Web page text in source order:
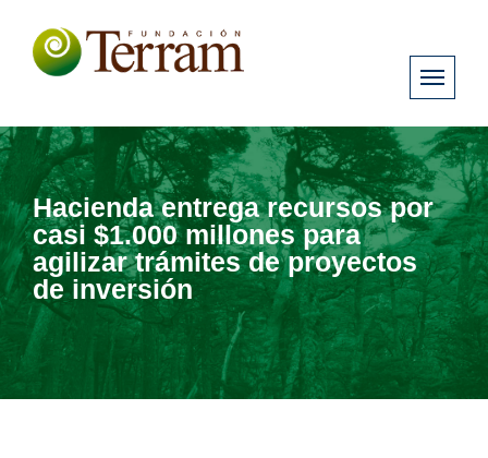
Hacienda entrega recursos por
casi $1.000 millones para
agilizar trámites de proyectos
de inversión